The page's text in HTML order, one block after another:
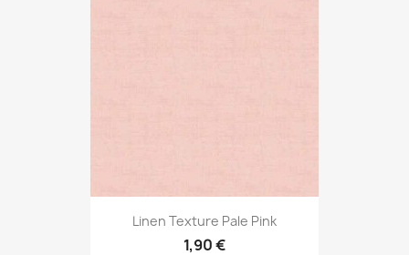
Linen Texture Pale Pink
1,90 €